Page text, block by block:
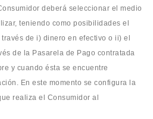
deberá seleccionar el medio
teniendo como posibilidades el
de i) dinero en efectivo o ii) el
de la Pasarela de Pago contratada
y cuando ésta se encuentre
En este momento se configura la
realiza el Consumidor al